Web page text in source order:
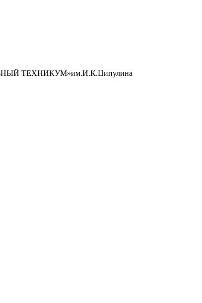
ТЕХНИКУМ»им.И.К.Ципулина